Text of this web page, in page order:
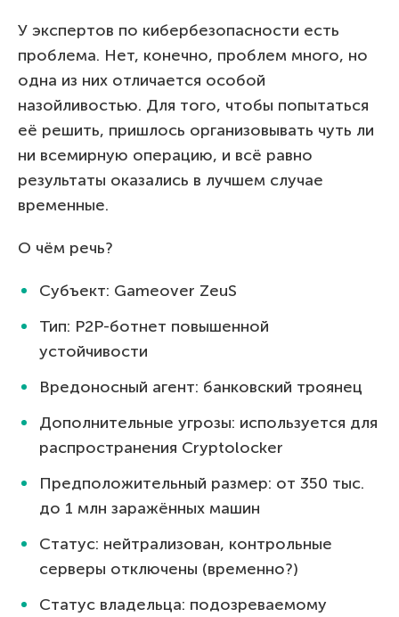
У экспертов по кибербезопасности есть
проблема. Нет, конечно, проблем много, но
одна из них отличается особой
назойливостью. Для того, чтобы попытаться
её решить, пришлось организовывать чуть ли
ни всемирную операцию, и всё равно
результаты оказались в лучшем случае
временные.
О чём речь?
Субъект: Gameover ZeuS
Тип: P2P-ботнет повышенной
устойчивости
Вредоносный агент: банковский троянец
Дополнительные угрозы: используется для
распространения Cryptolocker
Предположительный размер: от 350 тыс.
до 1 млн заражённых машин
Статус: нейтрализован, контрольные
серверы отключены (временно?)
Статус владельца: подозреваемому